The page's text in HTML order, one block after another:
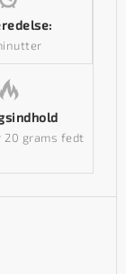
20 grams fedt